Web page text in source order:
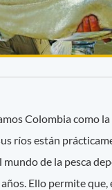
Colombia como
ríos están
mundo de la pesca
Ello permite que,